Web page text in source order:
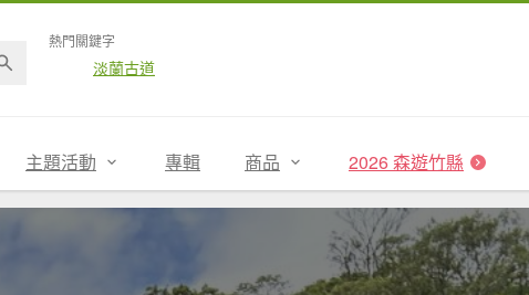
熱門關鍵字
淡蘭古道
主題活動 專輯 商品 2026 森遊竹縣